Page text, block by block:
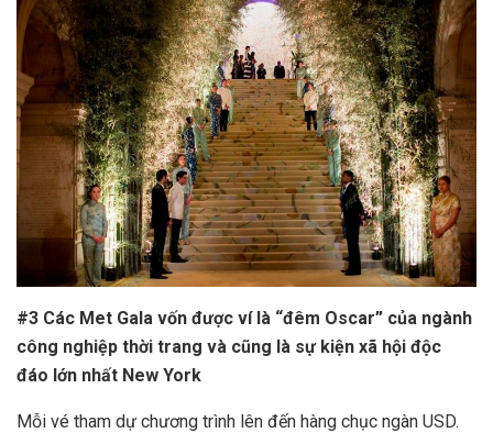
#3 Các Met Gala vốn được ví là “đêm Oscar” của ngành
công nghiệp thời trang và cũng là sự kiện xã hội độc
đáo lớn nhất New York
Mỗi vé tham dự chương trình lên đến hàng chục ngàn USD.